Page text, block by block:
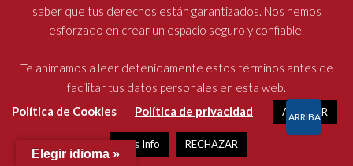
ARRIBA
saber que tus derechos están garantizados. Nos hemos
esforzado en crear un espacio seguro y confiable.
Te animamos a leer detenidamente estos términos antes de
facilitar tus datos personales en esta web.
Política de Cookies
Política de privacidad ACEPTAR
Más Info RECHAZAR
Elegir idioma »